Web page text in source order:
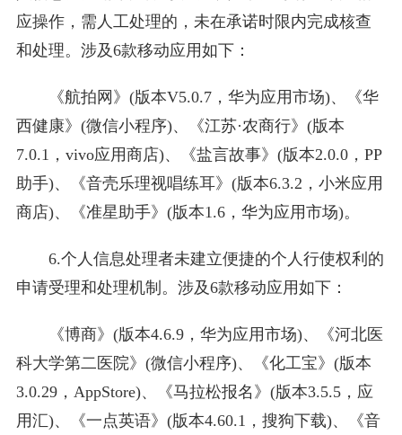
应操作，需人工处理的，未在承诺时限内完成核查
和处理。涉及6款移动应用如下：
《航拍网》(版本V5.0.7，华为应用市场)、《华
西健康》(微信小程序)、《江苏·农商行》(版本
7.0.1，vivo应用商店)、《盐言故事》(版本2.0.0，PP
助手)、《音壳乐理视唱练耳》(版本6.3.2，小米应用
商店)、《准星助手》(版本1.6，华为应用市场)。
6.个人信息处理者未建立便捷的个人行使权利的
申请受理和处理机制。涉及6款移动应用如下：
《博商》(版本4.6.9，华为应用市场)、《河北医
科大学第二医院》(微信小程序)、《化工宝》(版本
3.0.29，AppStore)、《马拉松报名》(版本3.5.5，应
用汇)、《一点英语》(版本4.60.1，搜狗下载)、《音